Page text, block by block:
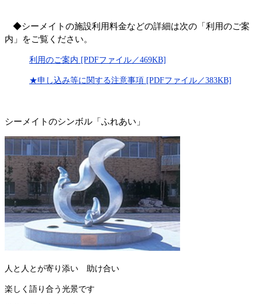
◆シーメイトの施設利用料金などの詳細は次の「利用のご案
内」をご覧ください。
利用のご案内 [PDFファイル／469KB]
★申し込み等に関する注意事項 [PDFファイル／383KB]
シーメイトのシンボル「ふれあい」
人と人とが寄り添い 助け合い
楽しく語り合う光景です